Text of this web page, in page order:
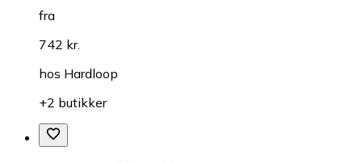
fra
742 kr.
hos Hardloop
+2 butikker